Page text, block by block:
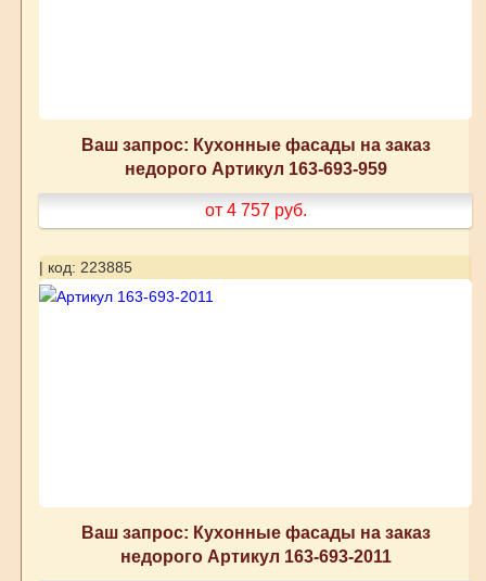
Ваш запрос: Кухонные фасады на заказ
недорого Артикул 163-693-959
от 4 757 руб.
| код: 223885
Ваш запрос: Кухонные фасады на заказ
недорого Артикул 163-693-2011